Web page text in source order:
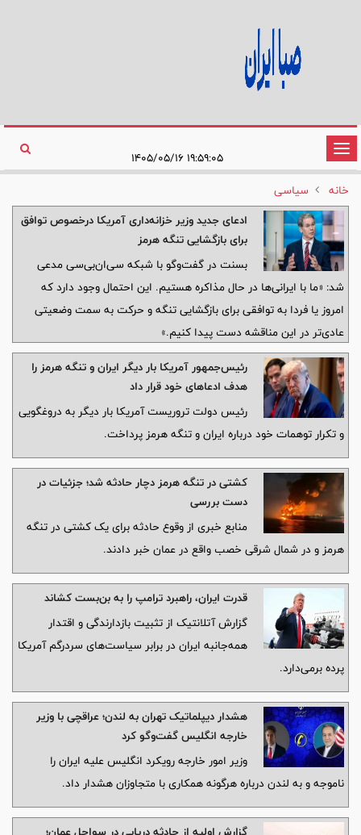
تغییر
وضعیت
ناوبری
۱۹:۵۹:۰۵ ۱۴۰۵/۰۵/۱۶
خانه
سیاسی
ادعای جدید وزیر خزانه‌داری آمریکا درخصوص توافق
برای بازگشایی تنگه هرمز
بسنت در گفت‌وگو با شبکه سی‌ان‌بی‌سی مدعی
شد: «ما با ایرانی‌ها در حال مذاکره هستیم. این احتمال وجود دارد که
امروز یا فردا به توافقی برای بازگشایی تنگه و حرکت به سمت وضعیتی
عادی‌تر در این مناقشه دست پیدا کنیم.»
رئیس‌جمهور آمریکا بار دیگر ایران و تنگه هرمز را
هدف ادعاهای خود قرار داد
رئیس دولت تروریست آمریکا بار دیگر به دروغگویی
و تکرار توهمات خود درباره ایران و تنگه هرمز پرداخت.
کشتی در تنگه هرمز دچار حادثه شد؛ جزئیات در
دست بررسی
منابع خبری از وقوع حادثه برای یک کشتی در تنگه
هرمز و در شمال شرقی خصب واقع در عمان خبر دادند.
قدرت ایران، راهبرد ترامپ را به بن‌بست کشاند
گزارش آتلانتیک از تثبیت بازدارندگی و اقتدار
همه‌جانبه ایران در برابر سیاست‌های سردرگم آمریکا
پرده برمی‌دارد.
هشدار دیپلماتیک تهران به لندن؛ عراقچی با وزیر
خارجه انگلیس گفت‌وگو کرد
وزیر امور خارجه رویکرد انگلیس علیه ایران را
ناموجه و به لندن درباره هرگونه همکاری با متجاوزان هشدار داد.